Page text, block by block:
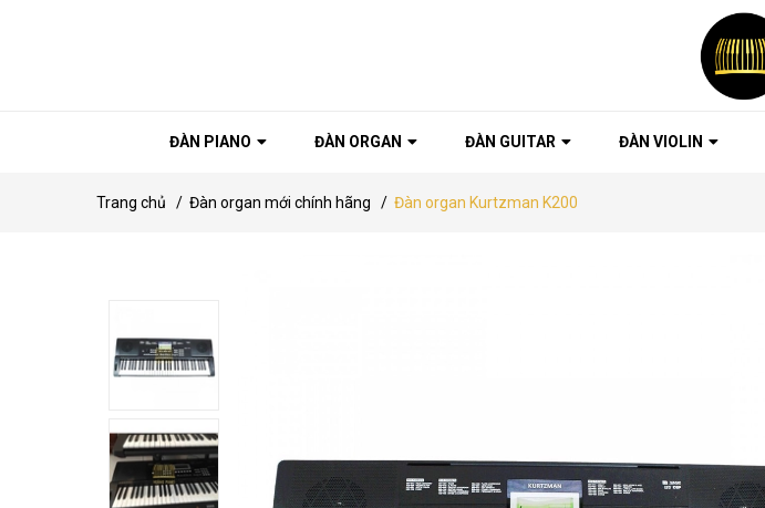
ĐÀN PIANO ĐÀN ORGAN ĐÀN GUITAR ĐÀN VIOLIN
Trang chủ / Đàn organ mới chính hãng / Đàn organ Kurtzman K200